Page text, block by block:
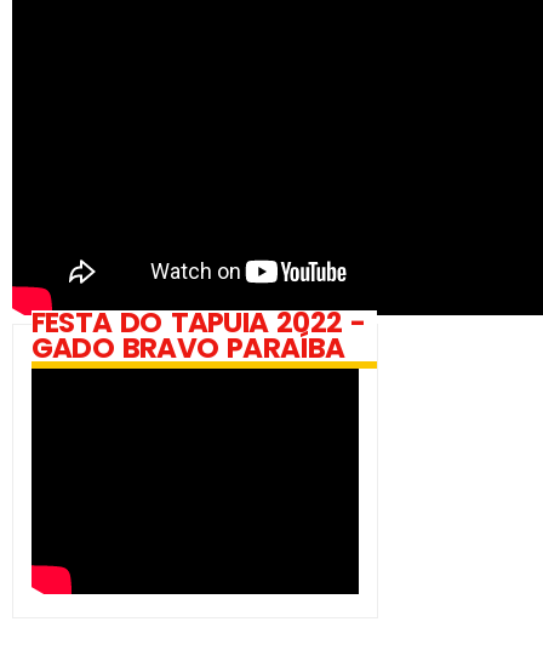
FESTA DO TAPUIA 2022 -
GADO BRAVO PARAÍBA